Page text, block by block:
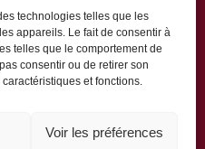
technologies telles que les
appareils. Le fait de consentir à
telles que le comportement de
consentir ou de retirer son
et fonctions.
Voir les préférences